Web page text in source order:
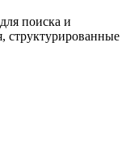
поиска и
структурированные